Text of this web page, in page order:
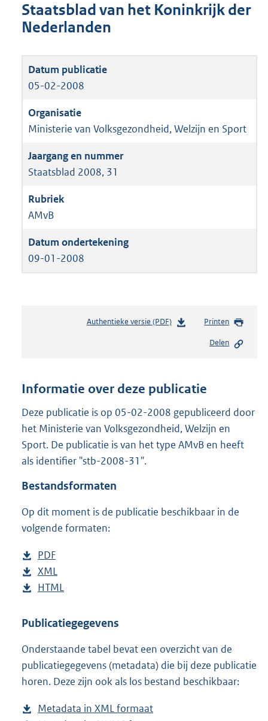
Staatsblad van het Koninkrijk der
Nederlanden
05-02-2008
Ministerie van Volksgezondheid, Welzijn en Sport
Staatsblad 2008, 31
AMvB
09-01-2008
Authentieke versie (PDF)b
n
s
g
r
o
:
Printen
Delen
Informatie over deze publicatie
Deze publicatie is op 05-02-2008 gepubliceerd door
het Ministerie van Volksgezondheid, Welzijn en
Sport. De publicatie is van het type AMvB en heeft
als identifier "stb-2008-31".
Bestandsformaten
Op dit moment is de publicatie beschikbaar in de
volgende formaten:
D
o
w
l
a
d
p
b
PDF
e
s
a
d
s
g
o
D
o
n
o
a
d
u
XML
e
t
n
d
s
r
D
w
l
o
a
p
HTML
s
a
n
d
g
Publicatiegegevens
Onderstaande tabel bevat een overzicht van de
publicatiegegevens (metadata) die bij deze publicatie
horen. Deze zijn ook als los bestand beschikbaar:
Metadata in XML formaat